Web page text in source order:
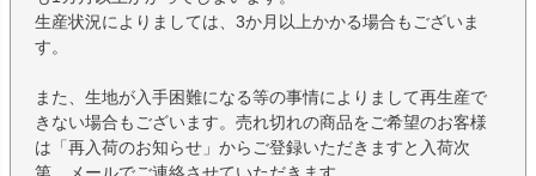
生産状況によりましては、3か月以上かかる場合もございま
す。
また、生地が入手困難になる等の事情によりまして再生産で
きない場合もございます。売れ切れの商品をご希望のお客様
は「再入荷のお知らせ」からご登録いただきますと入荷次